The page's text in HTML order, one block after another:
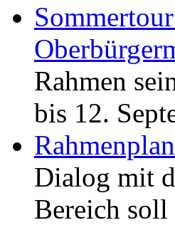
Rahmen
bis 12.
Dialog mit
Bereich soll